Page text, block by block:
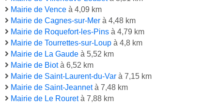
Mairie de Vence à 4,09 km
Mairie de Cagnes-sur-Mer à 4,48 km
Mairie de Roquefort-les-Pins à 4,79 km
Mairie de Tourrettes-sur-Loup à 4,8 km
Mairie de La Gaude à 5,52 km
Mairie de Biotà 6,52 km
Mairie de Saint-Laurent-du-Var à 7,15 km
Mairie de Saint-Jeannetà 7,48 km
Mairie de Le Rouretà 7,88 km